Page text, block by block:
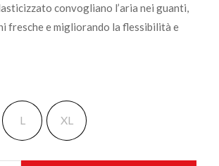
convogliano l’aria nei guanti,
fresche e migliorando la flessibilità e
L XL